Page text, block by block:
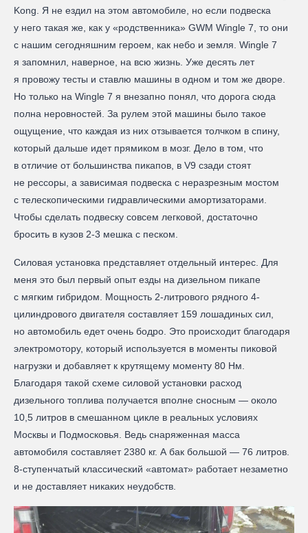
Kong. Я не ездил на этом автомобиле, но если подвеска
у него такая же, как у «родственника» GWM Wingle 7, то они
с нашим сегодняшним героем, как небо и земля. Wingle 7
я запомнил, наверное, на всю жизнь. Уже десять лет
я провожу тесты и ставлю машины в одном и том же дворе.
Но только на Wingle 7 я внезапно понял, что дорога сюда
полна неровностей. За рулем этой машины было такое
ощущение, что каждая из них отзывается толчком в спину,
который дальше идет прямиком в мозг. Дело в том, что
в отличие от большинства пикапов, в V9 сзади стоят
не рессоры, а зависимая подвеска с неразрезным мостом
с телескопическими гидравлическими амортизаторами.
Чтобы сделать подвеску совсем легковой, достаточно
бросить в кузов 2-3 мешка с песком.
Силовая установка представляет отдельный интерес. Для
меня это был первый опыт езды на дизельном пикапе
с мягким гибридом. Мощность 2-литрового рядного 4-
цилиндрового двигателя составляет 159 лошадиных сил,
но автомобиль едет очень бодро. Это происходит благодаря
электромотору, который используется в моменты пиковой
нагрузки и добавляет к крутящему моменту 80 Нм.
Благодаря такой схеме силовой установки расход
дизельного топлива получается вполне сносным — около
10,5 литров в смешанном цикле в реальных условиях
Москвы и Подмосковья. Ведь снаряженная масса
автомобиля составляет 2380 кг. А бак большой — 76 литров.
8-ступенчатый классический «автомат» работает незаметно
и не доставляет никаких неудобств.